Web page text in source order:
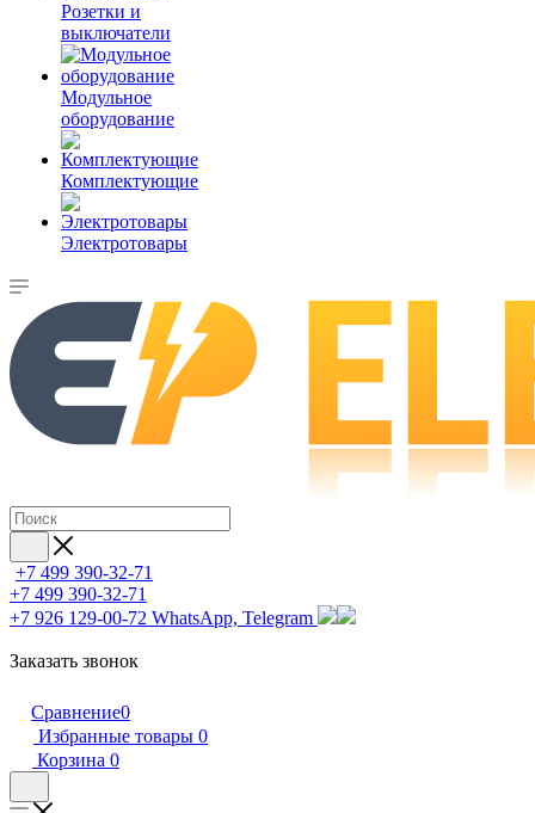
Розетки и
выключатели
Модульное
оборудование
Комплектующие
Электротовары
+7 499 390-32-71
+7 499 390-32-71
+7 926 129-00-72 WhatsApp, Telegram
Заказать звонок
Сравнение0
Избранные товары 0
Корзина 0